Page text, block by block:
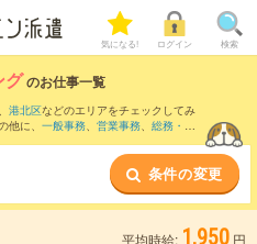
気になる! ログイン 検索
グのお仕事一覧
、 港北区などのエリアをチェックしてみ
に、 一般事務、 営業事務、 総務・人
企画・マーケティングの
条件の変更
平均時給: 1,950 円